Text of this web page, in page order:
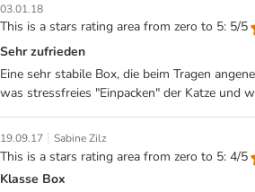
03.01.18
This is a stars rating area from zero to 5: 5/5
Sehr zufrieden
Eine sehr stabile Box, die beim Tragen
was stressfreies "Einpacken" der Katze und
19.09.17 | Sabine Zilz
This is a stars rating area from zero to 5: 4/5
Klasse Box